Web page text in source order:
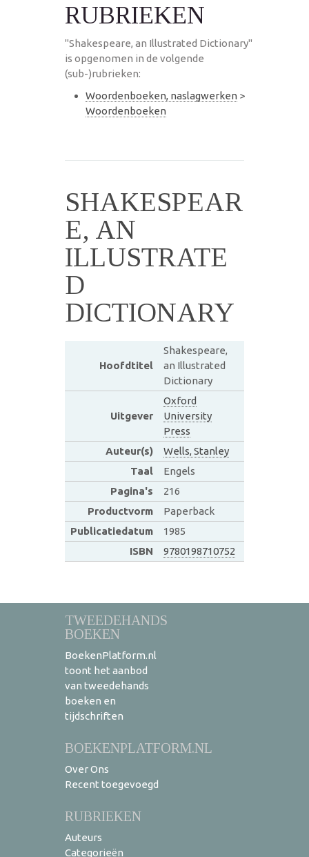
RUBRIEKEN
"Shakespeare, an Illustrated Dictionary"
is opgenomen in de volgende
(sub-)rubrieken:
Woordenboeken, naslagwerken >
Woordenboeken
SHAKESPEAR
E, AN
ILLUSTRATE
D
DICTIONARY
Hoofdtitel
Shakespeare,
an Illustrated
Dictionary
Uitgever
Oxford
University
Press
Auteur(s)
Wells, Stanley
Taal
Engels
Pagina's
216
Productvorm
Paperback
Publicatiedatum
1985
ISBN
9780198710752
TWEEDEHANDS
BOEKEN
BoekenPlatform.nl
toont het aanbod
van tweedehands
boeken en
tijdschriften
BOEKENPLATFORM.NL
Over Ons
Recent toegevoegd
RUBRIEKEN
Auteurs
Categorieën